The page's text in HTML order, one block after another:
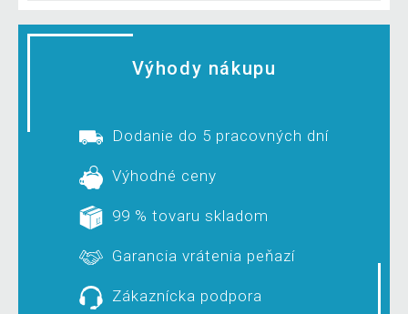
Výhody nákupu
Dodanie do 5 pracovných dní
Výhodné ceny
99 % tovaru skladom
Garancia vrátenia peňazí
Zákaznícka podpora